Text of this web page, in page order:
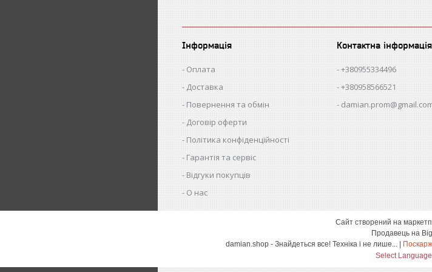
Інформація
Оплата
Доставка
Повернення та обмін
Договір оферти
Політика конфіденційності
Гарантія та сервіс
Відгуки покупців
О нас
Контактна інформація
+380955334496
+380958566521
Сайт створений на
Продавець на
Select Language